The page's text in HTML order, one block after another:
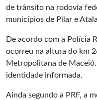
de trânsito na rodovia
municípios de Pilar e
De acordo com a Polícia
ocorreu na altura do km
Metropolitana de
identidade informada.
Ainda segundo a PRF, a